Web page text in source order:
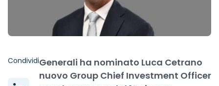
CondividiGenerali ha nominato Luca Cetrano
nuovo Group Chief Investment Officer